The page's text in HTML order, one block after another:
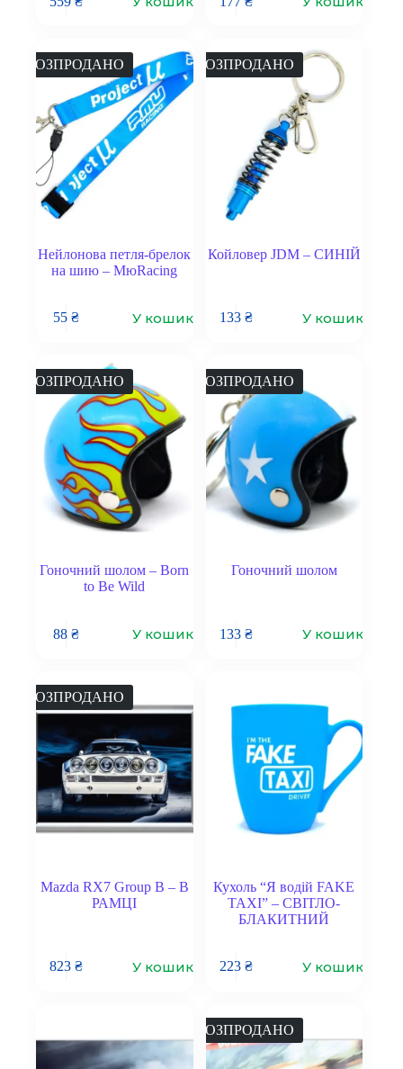
РОЗПРОДАНО
Нейлонова петля-брелок
на шию – МюRacing
55₴ У кошик
РОЗПРОДАНО
Койловер JDM – СИНІЙ
133 ₴ У кошик
РОЗПРОДАНО
Гоночний шолом – Born
to Be Wild
88₴ У кошик
РОЗПРОДАНО
Гоночний шолом
133 ₴ У кошик
РОЗПРОДАНО
Mazda RX7 Group B – В
РАМЦІ
823₴ У кошик
Кухоль “Я водій FAKE
TAXI” – СВІТЛО-
БЛАКИТНИЙ
223 ₴ У кошик
РОЗПРОДАНО